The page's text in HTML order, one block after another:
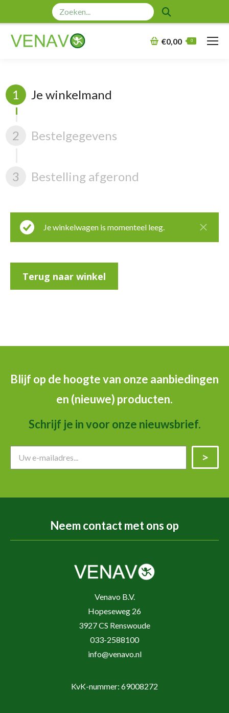
Zoeken:
€0,00 0
Je winkelmand
1
Bestelgegevens
2
Bestelling afgerond
3
Je winkelwagen is momenteel leeg.
Terug naar winkel
Blijf op de hoogte van onze aanbiedingen
en (nieuwe) producten.
Schrijf je in voor onze nieuwsbrief.
Neem contact met ons op
Venavo B.V.
Hopeseweg 26
3927 CS Renswoude
033-2588100
info@venavo.nl
KvK-nummer: 69008272